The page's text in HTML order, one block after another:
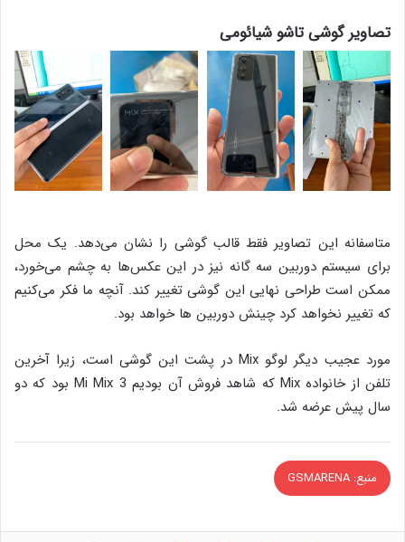
تصاویر گوشی تاشو شیائومی
متاسفانه این تصاویر فقط قالب گوشی را نشان می‌دهد. یک محل
برای سیستم دوربین سه گانه نیز در این عکس‌ها به چشم می‌خورد،
ممکن است طراحی نهایی این گوشی تغییر کند. آنچه ما فکر می‌کنیم
که تغییر نخواهد کرد چینش دوربین ها خواهد بود.
مورد عجیب دیگر لوگو Mix در پشت این گوشی است، زیرا آخرین
تلفن از خانواده Mix که شاهد فروش آن بودیم Mi Mix 3 بود که دو
سال پیش عرضه شد.
منبع: GSMARENA